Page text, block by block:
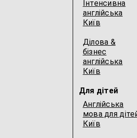
Інтенсивна
англійська
Київ
Ділова &
бізнес
англійська
Київ
Для дітей
Англійська
мова для
Київ